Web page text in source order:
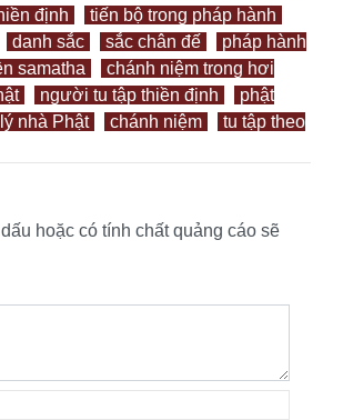
định
tiến bộ trong pháp hành
danh sắc sắc chân đế
pháp hành
samatha
chánh niệm trong hơi
người tu tập thiền định
phật
nhà Phật chánh niệm
tu tập theo
hoặc có tính chất quảng cáo sẽ